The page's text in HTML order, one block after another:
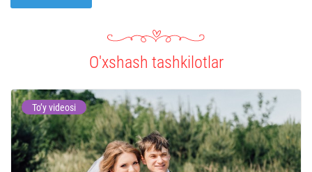
O'xshash tashkilotlar
To’y videosi